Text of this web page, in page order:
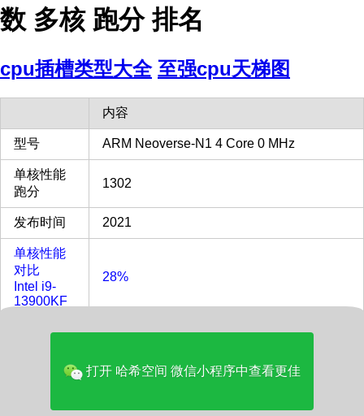
数 多核 跑分 排名
cpu插槽类型大全 至强cpu天梯图
内容
型号 ARM Neoverse-N1 4 Core 0 MHz
单核性能
跑分
1302
发布时间 2021
单核性能
对比
Intel i9-
13900KF
28%
多核性能
13900KF
多核评分 3141
打开 哈希空间 微信小程序中查看更佳